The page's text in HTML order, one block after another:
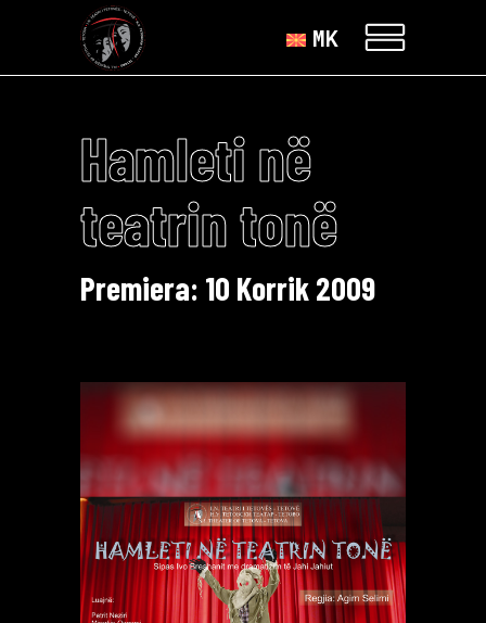
MK
Hamleti në
teatrin tonë
Premiera: 10 Korrik 2009